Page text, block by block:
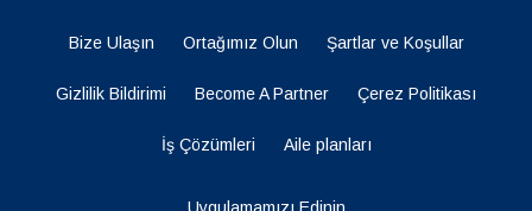
Bize Ulaşın Ortağımız Olun Şartlar ve Koşullar
Gizlilik Bildirimi Become A Partner Çerez Politikası
İş Çözümleri Aile planları